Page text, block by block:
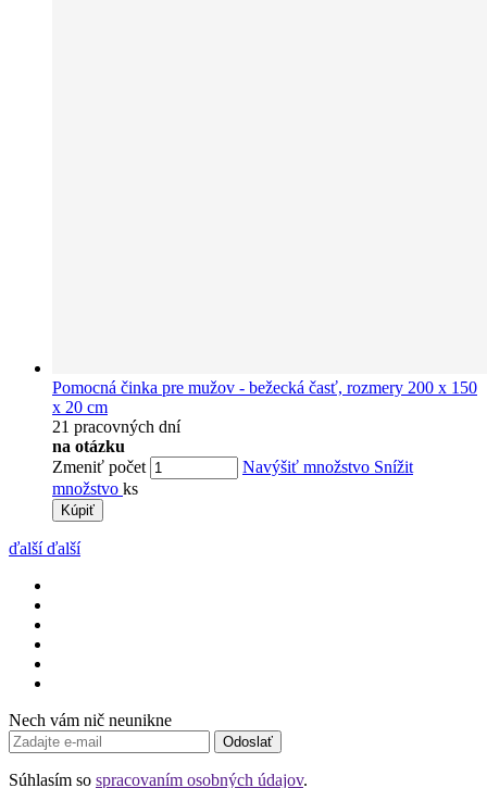
Pomocná činka pre mužov - bežecká časť, rozmery 200 x 150
x 20 cm
21 pracovných dní
na otázku
Zmeniť počet
Navýšiť množstvo Snížit
množstvo ks
Kúpiť
ďalší ďalší
Nech vám nič neunikne
Odoslať
Súhlasím so spracovaním osobných údajov.